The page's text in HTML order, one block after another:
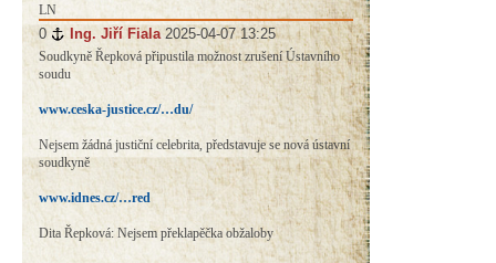
LN
0 # Ing. Jiří Fiala 2025-04-07 13:25
Soudkyně Řepková připustila možnost zrušení Ústavního
soudu
www.ceska-justice.cz/…du/
Nejsem žádná justiční celebrita, představuje se nová ústavní
soudkyně
www.idnes.cz/…red
Dita Řepková: Nejsem překlapěčka obžaloby